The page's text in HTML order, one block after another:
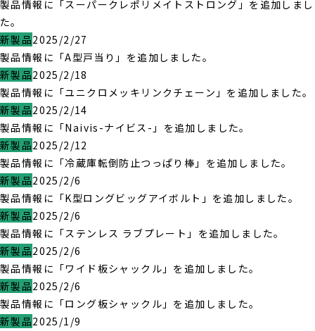
製品情報に「スーパークレポリメイトストロング」を追加しまし
た。
新製品2025/2/27
製品情報に「A型戸当り」を追加しました。
新製品2025/2/18
製品情報に「ユニクロメッキリンクチェーン」を追加しました。
新製品2025/2/14
製品情報に「Naivis-ナイビス-」を追加しました。
新製品2025/2/12
製品情報に「冷蔵庫転倒防止つっぱり棒」を追加しました。
新製品2025/2/6
製品情報に「K型ロングビッグアイボルト」を追加しました。
新製品2025/2/6
製品情報に「ステンレス ラブプレート」を追加しました。
新製品2025/2/6
製品情報に「ワイド板シャックル」を追加しました。
新製品2025/2/6
製品情報に「ロング板シャックル」を追加しました。
新製品2025/1/9